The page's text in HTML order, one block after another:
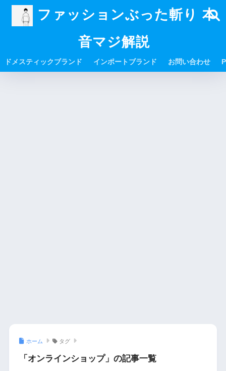
ファッションぶった斬り 本
音マジ解説
ドメスティックブランド インポートブランド お問い合わせ
ホーム タグ
「オンラインショップ」の記事一覧